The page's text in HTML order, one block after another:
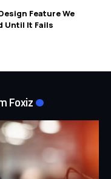
Feature We
Until It Fails
Foxiz